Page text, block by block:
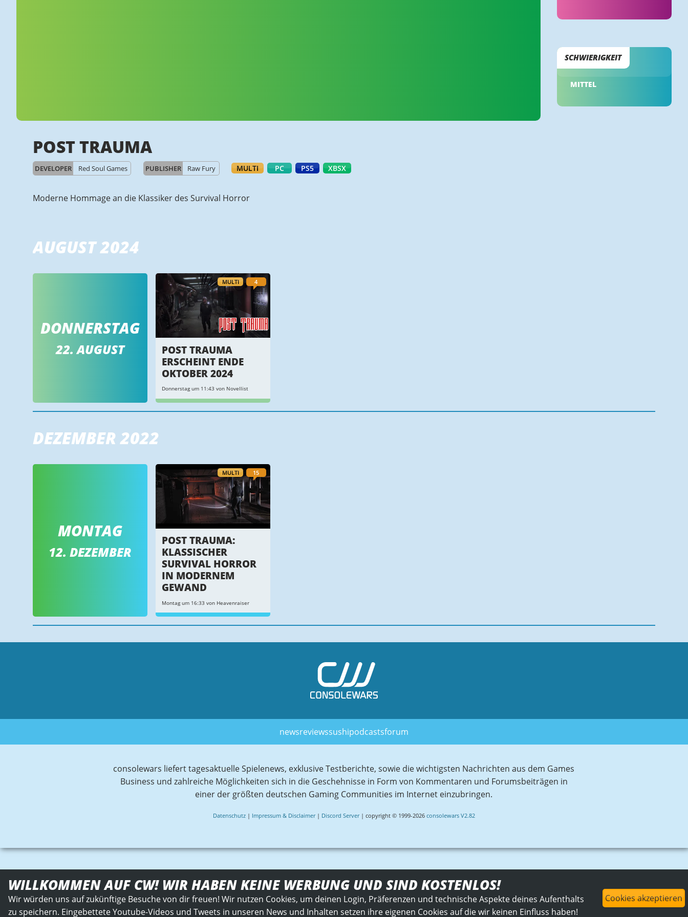
SCHWIERIGKEIT
MITTEL
POST TRAUMA
DEVELOPER Red Soul Games PUBLISHER Raw Fury MULTI PC PS5 XBSX
Moderne Hommage an die Klassiker des Survival Horror
AUGUST 2024
DONNERSTAG
22. AUGUST
MULTI 4
POST TRAUMA
ERSCHEINT ENDE
OKTOBER 2024
Donnerstag um 11:43 von Novellist
DEZEMBER 2022
MONTAG
12. DEZEMBER
MULTI 15
POST TRAUMA:
KLASSISCHER
SURVIVAL HORROR
IN MODERNEM
GEWAND
Montag um 16:33 von Heavenraiser
newsreviewssushipodcastsforum
consolewars liefert tagesaktuelle Spielenews, exklusive Testberichte, sowie die wichtigsten Nachrichten aus dem Games
Business und zahlreiche Möglichkeiten sich in die Geschehnisse in Form von Kommentaren und Forumsbeiträgen in
einer der größten deutschen Gaming Communities im Internet einzubringen.
Datenschutz| Impressum & Disclaimer| Discord Server| copyright © 1999-2026 consolewars V2.82
WILLKOMMEN AUF CW! WIR HABEN KEINE WERBUNG UND SIND KOSTENLOS!
Wir würden uns auf zukünftige Besuche von dir freuen! Wir nutzen Cookies, um deinen Login, Präferenzen und technische Aspekte deines Aufenthalts
zu speichern. Eingebettete Youtube-Videos und Tweets in unseren News und Inhalten setzen ihre eigenen Cookies auf die wir keinen Einfluss haben!
Cookies akzeptieren